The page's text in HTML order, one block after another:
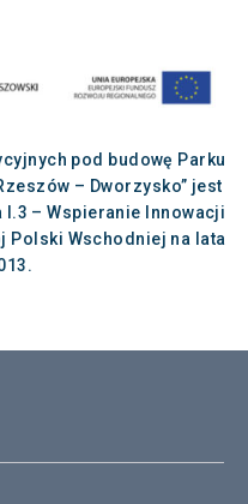
pod budowę Parku
– Dworzysko” jest
– Wspieranie Innowacji
Polski Wschodniej na lata